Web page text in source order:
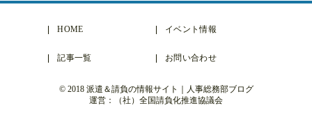
HOME イベント情報
記事一覧 お問い合わせ
© 2018 派遣＆請負の情報サイト｜人事総務部ブログ
運営：（社）全国請負化推進協議会